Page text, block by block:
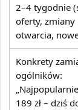
2–4 tygodnie
oferty, zmiany
otwarcia,
Konkrety
ogólników:
189 zł – dziś